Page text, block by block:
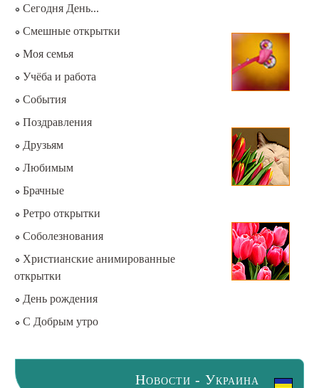
Сегодня День...
Смешные открытки
Моя семья
Учёба и работа
События
Поздравления
Друзьям
Любимым
Брачные
Ретро открытки
Соболезнования
Христианские анимированные
открытки
День рождения
С Добрым утро
Новости - Украина